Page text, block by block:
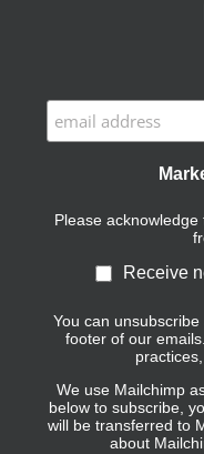
Please
Receive
You can
footer of our
We use Mailchimp
below to subscribe,
will be transferred to
about